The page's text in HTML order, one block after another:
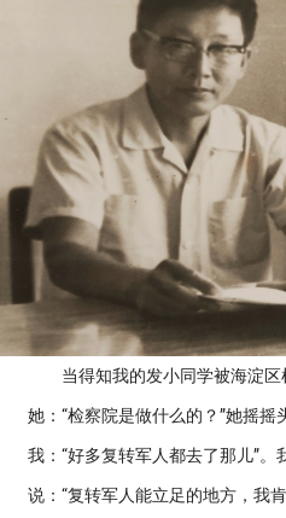
当得知我的发小同学被海淀区
她：“检察院是做什么的？”她摇
我：“好多复转军人都去了那儿”
说：“复转军人能立足的地方，我